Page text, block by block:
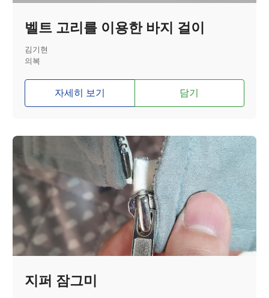
벨트 고리를 이용한 바지 걸이
김기현
의복
자세히 보기 담기
지퍼 잠그미